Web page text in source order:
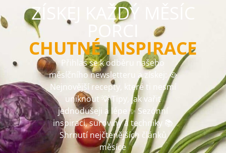
ZÍSKEJ KAŽDÝ MĚSÍC
PORCI
CHUTNÉ INSPIRACE
Přihlas se k odběru našeho
měsíčního newsletteru a získej: 🥘
Nejnovější recepty, které ti nesmí
uniknout 💡 Tipy, jak vařit
jednodušeji a lépe ✨ Sezónní
inspiraci, suroviny a techniky 📚
Shrnutí nejčtenějších článků
měsíce